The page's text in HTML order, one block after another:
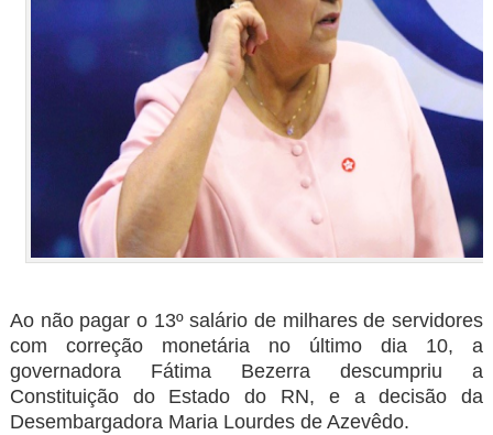
Ao não pagar o 13º salário de milhares de servidores
com correção monetária no último dia 10, a
governadora Fátima Bezerra descumpriu a
Constituição do Estado do RN, e a decisão da
Desembargadora Maria Lourdes de Azevêdo.